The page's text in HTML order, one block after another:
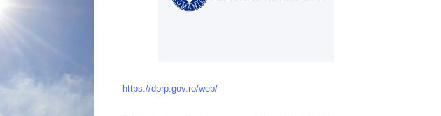
https://dprp.gov.ro/web/